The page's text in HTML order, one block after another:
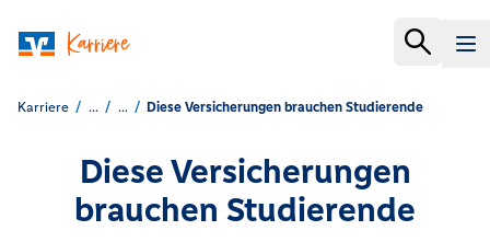
Karriere ... ... Diese Versicherungen brauchen Studierende
Diese Versicherungen
brauchen Studierende